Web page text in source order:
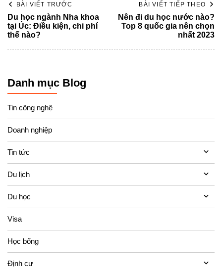
BÀI VIẾT TRƯỚC
Du học ngành Nha khoa
tại Úc: Điều kiện, chi phí
thế nào?
BÀI VIẾT TIẾP THEO
Nên đi du học nước nào?
Top 8 quốc gia nên chọn
nhất 2023
Danh mục Blog
Tin công nghệ
Doanh nghiệp
Tin tức
Du lịch
Du học
Visa
Học bổng
Định cư